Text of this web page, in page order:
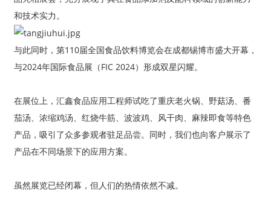
和技术实力。
与此同时，第110届全国食品饮料博览会在成都锡博市盛大开幕，
与2024年国际食品展（FIC 2024）形成双星闪耀。
在展位上，汇鑫食品应用工程师试吃了重庆老火锅、野菇汤、番
茄汤、浓缩鸡汤、红烧牛筋、波波鸡、风干肉、麻辣即食等特色
产品，吸引了众多参观者驻足品尝。同时，我们也向客户展示了
产品在不同场景下的应用方案。
虽然展览已经闭幕，但人们的热情依然不减。